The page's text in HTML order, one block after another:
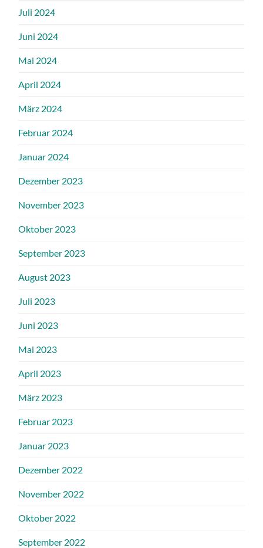
Juli 2024
Juni 2024
Mai 2024
April 2024
März 2024
Februar 2024
Januar 2024
Dezember 2023
November 2023
Oktober 2023
September 2023
August 2023
Juli 2023
Juni 2023
Mai 2023
April 2023
März 2023
Februar 2023
Januar 2023
Dezember 2022
November 2022
Oktober 2022
September 2022